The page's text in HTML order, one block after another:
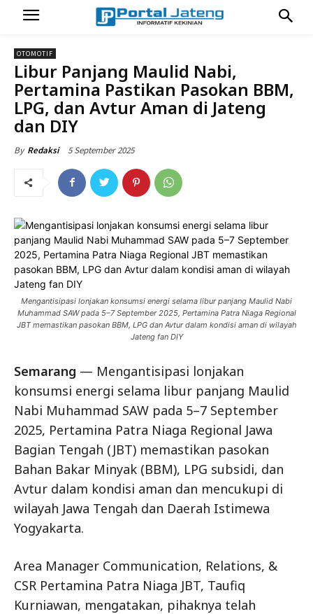
OTOMOTIF
Libur Panjang Maulid Nabi,
Pertamina Pastikan Pasokan BBM,
LPG, dan Avtur Aman di Jateng
dan DIY
By Redaksi 5 September 2025
Mengantisipasi lonjakan konsumsi energi selama libur panjang Maulid Nabi
Muhammad SAW pada 5–7 September 2025, Pertamina Patra Niaga Regional
JBT memastikan pasokan BBM, LPG dan Avtur dalam kondisi aman di wilayah
Jateng fan DIY
Semarang — Mengantisipasi lonjakan
konsumsi energi selama libur panjang Maulid
Nabi Muhammad SAW pada 5–7 September
2025, Pertamina Patra Niaga Regional Jawa
Bagian Tengah (JBT) memastikan pasokan
Bahan Bakar Minyak (BBM), LPG subsidi, dan
Avtur dalam kondisi aman dan mencukupi di
wilayah Jawa Tengah dan Daerah Istimewa
Yogyakarta.
Area Manager Communication, Relations, &
CSR Pertamina Patra Niaga JBT, Taufiq
Kurniawan, mengatakan, pihaknya telah